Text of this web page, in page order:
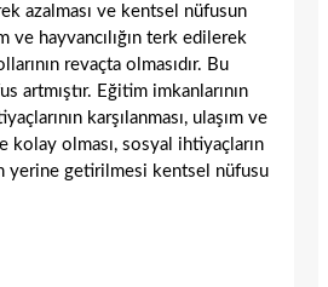
azalması ve kentsel nüfusun
ve hayvancılığın terk edilerek
revaçta olmasıdır. Bu
artmıştır. Eğitim imkanlarının
karşılanması, ulaşım ve
olması, sosyal ihtiyaçların
yerine getirilmesi kentsel nüfusu